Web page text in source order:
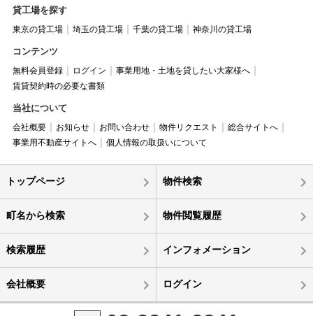
貸工場を探す
東京の貸工場 埼玉の貸工場 千葉の貸工場 神奈川の貸工場
コンテンツ
無料会員登録 ログイン
事業用地・土地を貸したい大家様へ
賃貸契約時の必要な書類
当社について
会社概要 お知らせ お問い合わせ 物件リクエスト
総合サイトへ
事業用不動産サイトへ
個人情報の取扱いについて
トップページ 物件検索
町名から検索 物件閲覧履歴
検索履歴 インフォメーション
会社概要 ログイン